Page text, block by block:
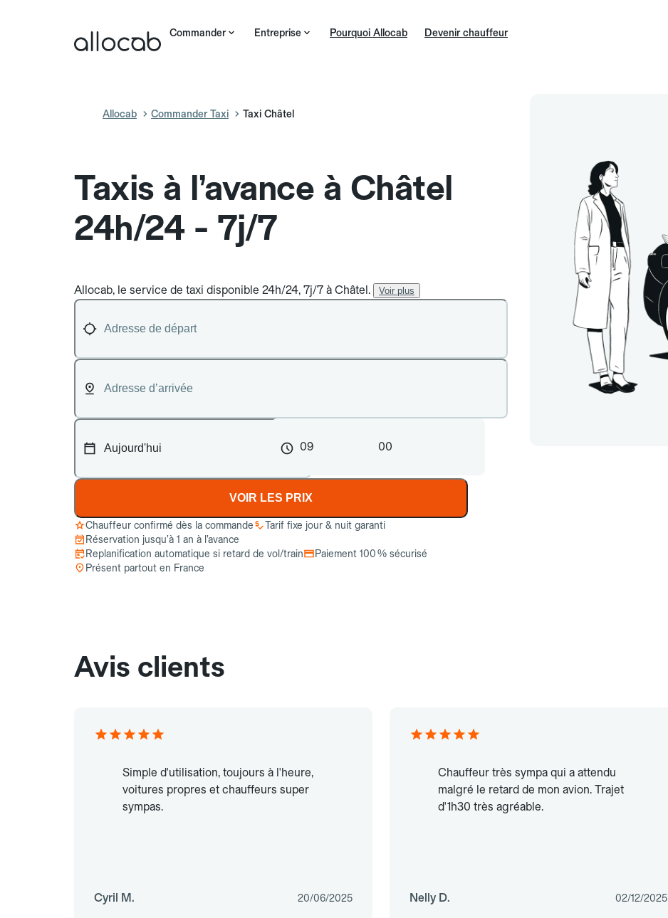
Commander Entreprise Pourquoi Allocab Devenir chauffeur
Allocab Commander Taxi Taxi Châtel
Taxis à l’avance à Châtel
24h/24 - 7j/7
Allocab, le service de taxi disponible 24h/24, 7j/7 à Châtel. Voir plus
09 00
VOIR LES PRIX
Chauffeur confirmé dès la commande
Tarif fixe jour & nuit garanti
Réservation jusqu’à 1 an à l’avance
Replanification automatique si retard de vol/train
Paiement 100 % sécurisé
Présent partout en France
Avis clients
Simple d'utilisation, toujours à l'heure,
voitures propres et chauffeurs super
sympas.
Cyril M. 20/06/2025
Chauffeur très sympa qui a attendu
malgré le retard de mon avion. Trajet
d'1h30 très agréable.
Nelly D. 02/12/2025